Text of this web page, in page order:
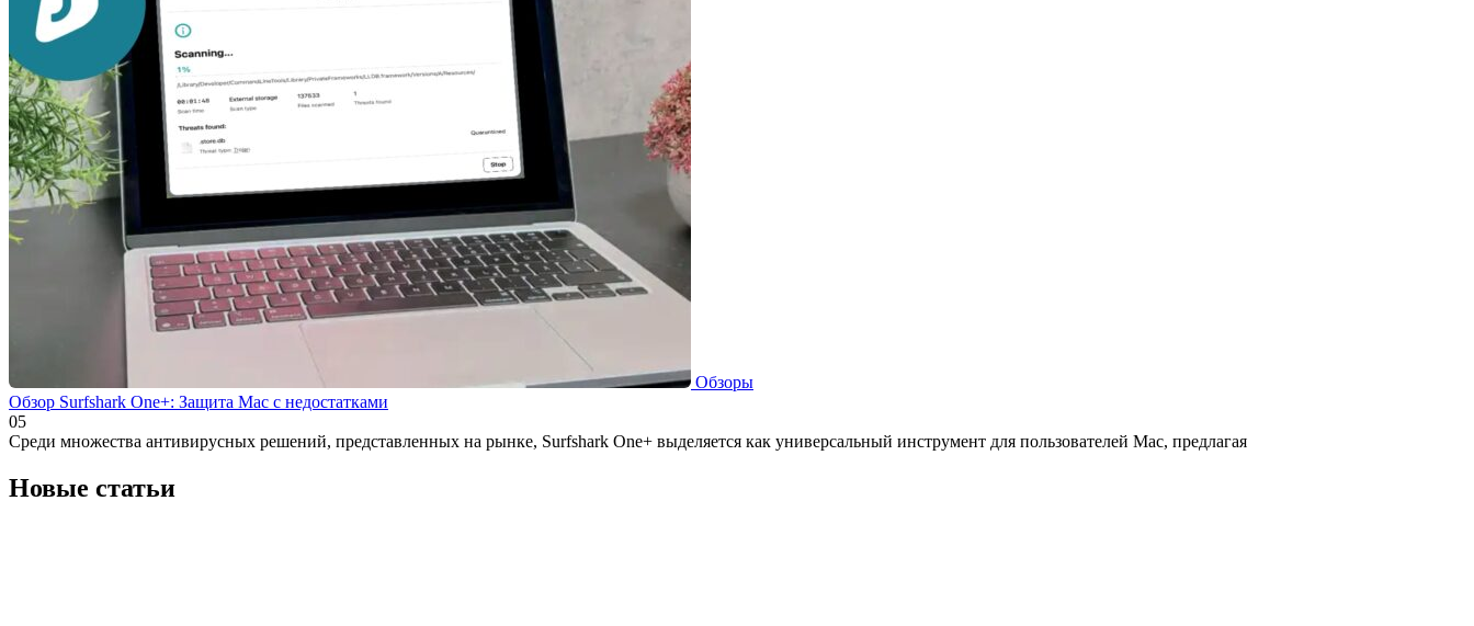
Обзоры
Обзор Surfshark One+: Защита Mac с недостатками
05
Среди множества антивирусных решений, представленных на рынке, Surfshark One+ выделяется как универсальный инструмент для пользователей Mac, предлагая
Новые статьи